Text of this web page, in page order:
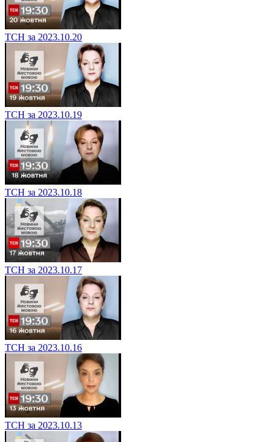
ТСН за 2023.10.20
ТСН за 2023.10.19
ТСН за 2023.10.18
ТСН за 2023.10.17
ТСН за 2023.10.16
ТСН за 2023.10.13